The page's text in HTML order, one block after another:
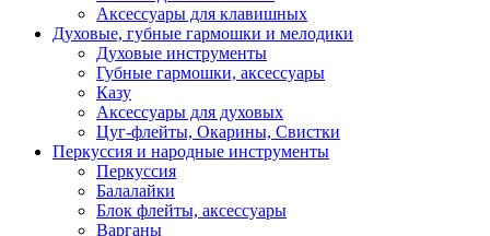
Аксессуары для клавишных
Духовые, губные гармошки и мелодики
Духовые инструменты
Губные гармошки, аксессуары
Казу
Аксессуары для духовых
Цуг-флейты, Окарины, Свистки
Перкуссия и народные инструменты
Перкуссия
Балалайки
Блок флейты, аксессуары
Варганы